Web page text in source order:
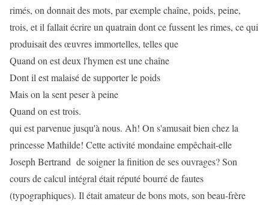
rimés, on donnait des mots, par exemple chaîne, poids, peine,
trois, et il fallait écrire un quatrain dont ce fussent les rimes, ce qui
produisait des œuvres immortelles, telles que
Quand on est deux l'hymen est une chaîne
Dont il est malaisé de supporter le poids
Mais on la sent peser à peine
Quand on est trois.
qui est parvenue jusqu'à nous. Ah! On s'amusait bien chez la
princesse Mathilde! Cette activité mondaine empêchait-elle
Joseph Bertrand de soigner la finition de ses ouvrages? Son
cours de calcul intégral était réputé bourré de fautes
(typographiques). Il était amateur de bons mots, son beau-frère